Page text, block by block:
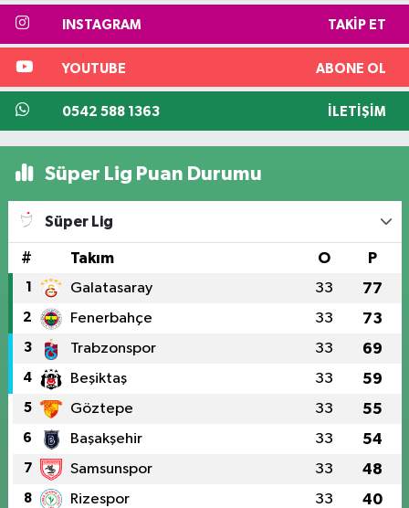
INSTAGRAM TAKIP ET
YOUTUBE ABONE OL
0542 588 1363 İLETIŞIM
Süper Lig Puan Durumu
Süper Lig
# Takım O P
1 Galatasaray 33 77
2 Fenerbahçe 33 73
3 Trabzonspor 33 69
4 Beşiktaş 33 59
5 Göztepe 33 55
6 Başakşehir 33 54
7 Samsunspor 33 48
8 Rizespor 33 40